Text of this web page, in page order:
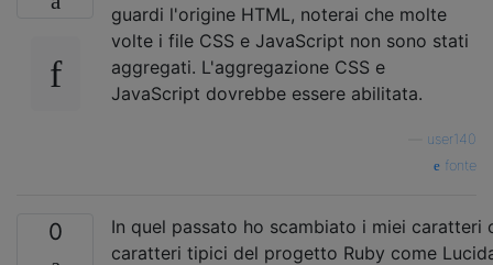
guardi l'origine HTML, noterai che molte
volte i file CSS e JavaScript non sono stati
aggregati. L'aggregazione CSS e
JavaScript dovrebbe essere abilitata.
user140
fonte
0
In quel passato ho scambiato i miei caratteri
caratteri tipici del progetto Ruby come